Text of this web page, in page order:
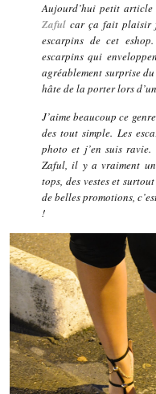
Aujourd’hui petit article
Zaful car ça fait plaisir
escarpins de cet
escarpins qui
agréablement surprise
hâte de la porter lors
J’aime beaucoup ce
des tout simple. Les
photo et j’en suis
Zaful, il y a vraiment
tops, des vestes et
de belles promotions,
!